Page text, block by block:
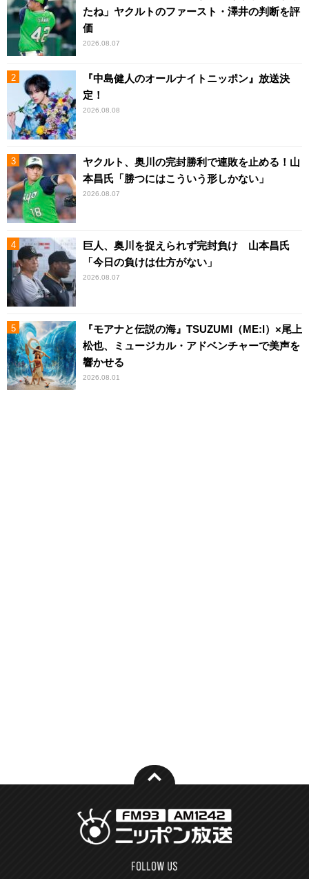
たね」ヤクルトのファースト・澤井の判断を評
価
2026.08.07
『中島健人のオールナイトニッポン』放送決
定！
2026.08.08
ヤクルト、奥川の完封勝利で連敗を止める！山
本昌氏「勝つにはこういう形しかない」
2026.08.07
巨人、奥川を捉えられず完封負け 山本昌氏
「今日の負けは仕方がない」
2026.08.07
『モアナと伝説の海』TSUZUMI（ME:I）×尾上
松也、ミュージカル・アドベンチャーで美声を
響かせる
2026.08.01